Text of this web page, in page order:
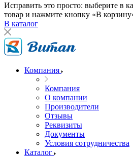
Исправить это просто: выберите в
товар и нажмите кнопку «В
В каталог
Компания
Компания
О компании
Производители
Отзывы
Реквизиты
Документы
Условия сотрудничества
Каталог